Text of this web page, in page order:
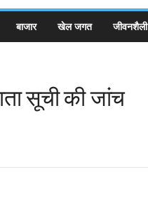
बाजार खेल जगत जीवनशैली
सूची की जांच